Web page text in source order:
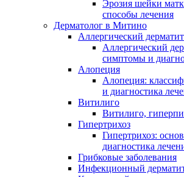
Эрозия шейки
способы лечения
Дерматолог в Митино
Аллергический дерматит
Аллергический
симптомы и
Алопеция
Алопеция:
и диагностика
Витилиго
Витилиго,
Гипертрихоз
Гипертрихоз:
диагностика
Грибковые заболевания
Инфекционный